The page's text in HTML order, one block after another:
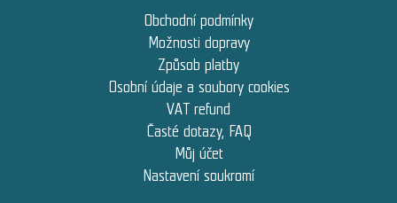
Obchodní podmínky
Možnosti dopravy
Způsob platby
Osobní údaje a soubory cookies
VAT refund
Časté dotazy, FAQ
Můj účet
Nastavení soukromí